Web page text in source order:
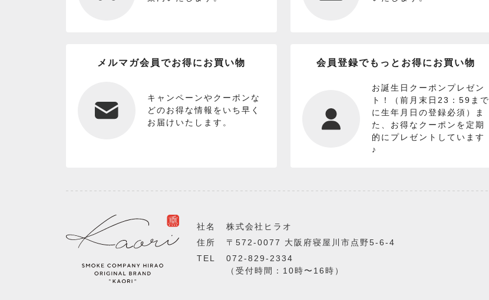
メルマガ会員でお得にお買い物
キャンペーンやクーポンな
どのお得な情報をいち早く
お届けいたします。
会員登録でもっとお得にお買い物
お誕生日クーポンプレゼン
ト！（前月末日23：59まで
に生年月日の登録必須）ま
た、お得なクーポンを定期
的にプレゼントしています
♪
社名
株式会社ヒラオ
住所
〒572-0077 大阪府寝屋川市点野5-6-4
TEL
072-829-2334
（受付時間：10時〜16時）